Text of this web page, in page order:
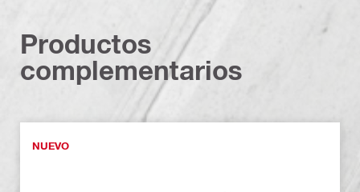
Productos
complementarios
NUEVO